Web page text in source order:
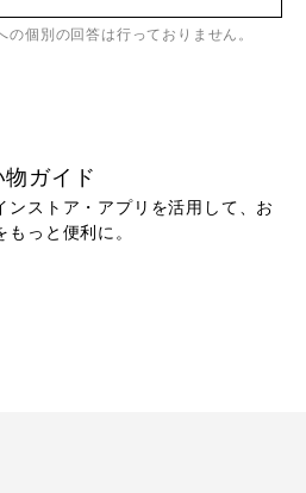
個別の回答は行っておりません。
物ガイド
ンストア・アプリを活用して、お
もっと便利に。